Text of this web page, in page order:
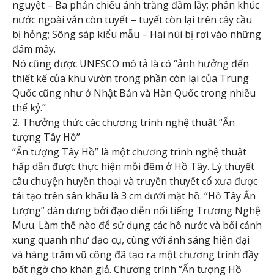
nguyệt – Ba phản chiếu ánh trăng đầm lầy; phân khúc
nước ngoài vẫn còn tuyết – tuyết còn lại trên cây cầu
bị hỏng; Sông sáp kiểu mẫu – Hai núi bị rơi vào những
đám mây.
Nó cũng được UNESCO mô tả là có “ảnh hưởng đến
thiết kế của khu vườn trong phần còn lại của Trung
Quốc cũng như ở Nhật Bản và Hàn Quốc trong nhiều
thế kỷ.”
2. Thưởng thức các chương trình nghệ thuật “Ấn
tượng Tây Hồ”
“Ấn tượng Tây Hồ” là một chương trình nghệ thuật
hấp dẫn được thực hiện mỗi đêm ở Hồ Tây. Lý thuyết
câu chuyện huyền thoại và truyền thuyết cổ xưa được
tái tạo trên sân khấu là 3 cm dưới mặt hồ. “Hồ Tây Ấn
tượng” dàn dựng bởi đạo diễn nổi tiếng Trương Nghệ
Mưu. Làm thế nào để sử dụng các hồ nước và bối cảnh
xung quanh như đạo cụ, cùng với ánh sáng hiện đại
và hàng trăm vũ công đã tạo ra một chương trình đầy
bất ngờ cho khán giả. Chương trình “Ấn tượng Hồ